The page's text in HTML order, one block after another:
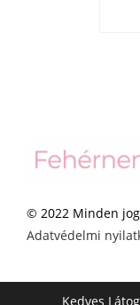
© 2022 Minden
Adatvédelmi
Kedves